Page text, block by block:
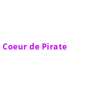
Coeur de Pirate